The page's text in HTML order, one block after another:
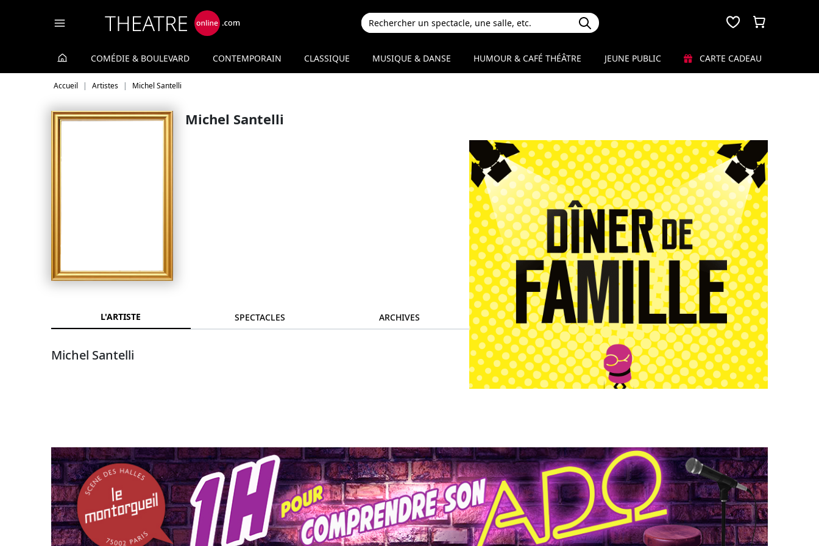
COMÉDIE & BOULEVARD CONTEMPORAIN CLASSIQUE MUSIQUE & DANSE HUMOUR & CAFÉ THÉÂTRE JEUNE PUBLIC CARTE CADEAU
Accueil Artistes Michel Santelli
Michel Santelli
L'ARTISTE SPECTACLES ARCHIVES
Michel Santelli